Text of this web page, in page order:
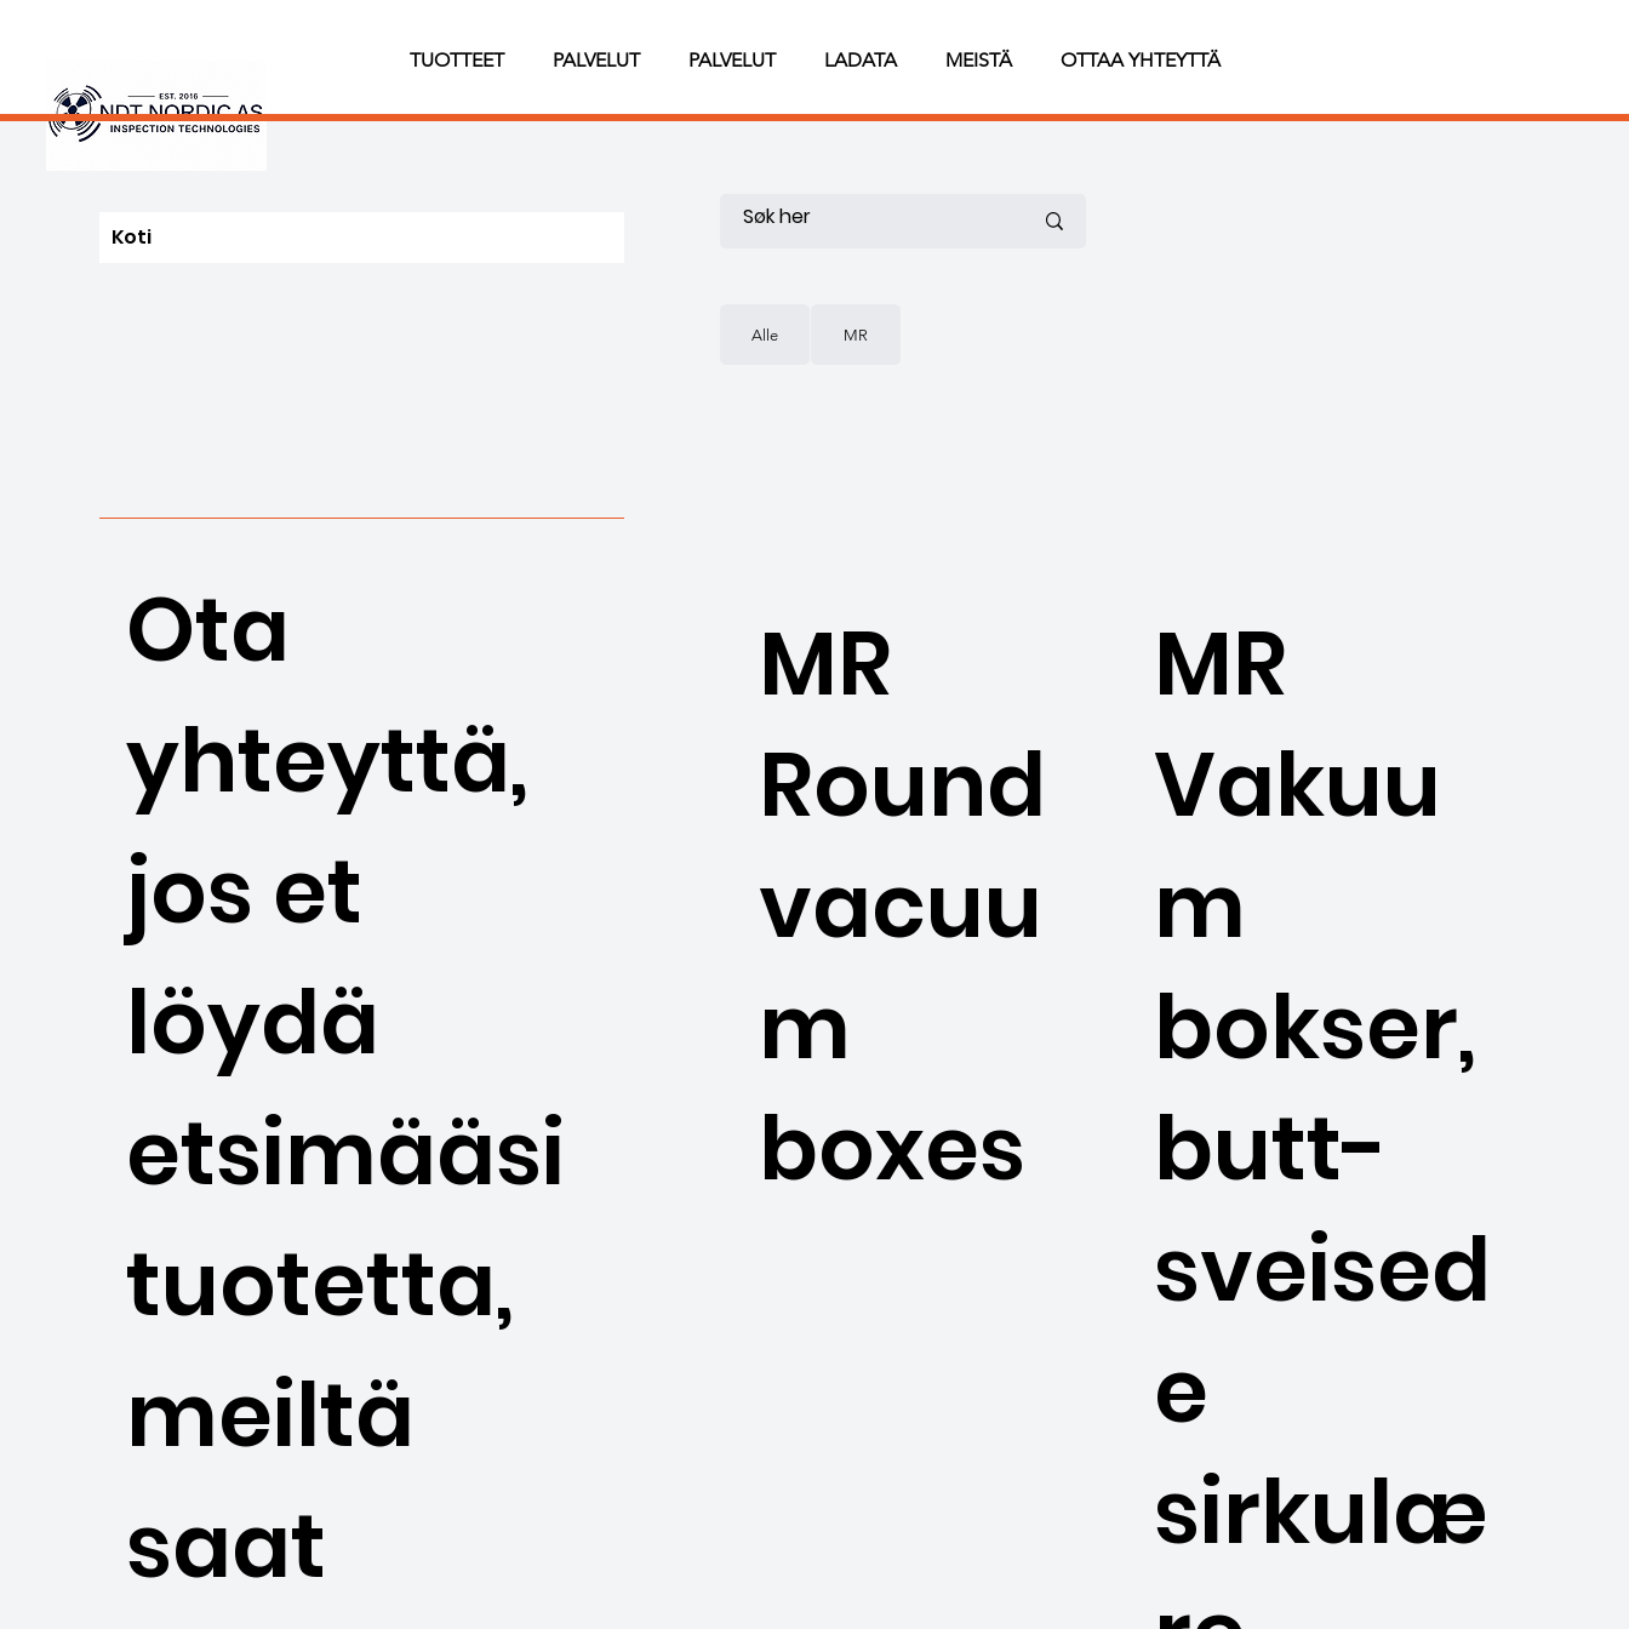
TUOTTEET PALVELUT LADATA MEISTÄ OTTAA YHTEYTTÄ
PALVELUT
Alle MR
Koti
Ota
yhteyttä,
jos et
löydä
etsimääsi
tuotetta,
meiltä
saat
MR
Round
vacuu
m
boxes
MR
Vakuu
m
bokser,
butt-
sveised
e
sirkulæ